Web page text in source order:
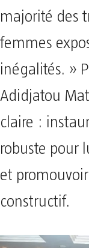
majorité des
femmes
inégalités. »
Adidjatou
claire :
robuste pour
et
constructif.